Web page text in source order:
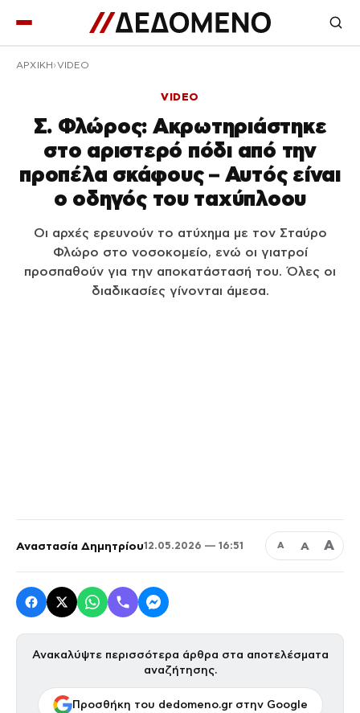
ΑΡΧΙΚΉ VIDEO
VIDEO
Σ. Φλώρος: Ακρωτηριάστηκε
στο αριστερό πόδι από την
προπέλα σκάφους – Αυτός είναι
ο οδηγός του ταχύπλοου
Οι αρχές ερευνούν το ατύχημα με τον Σταύρο
Φλώρο στο νοσοκομείο, ενώ οι γιατροί
προσπαθούν για την αποκατάστασή του. Όλες οι
διαδικασίες γίνονται άμεσα.
Αναστασία Δημητρίου12.05.2026 — 16:51 Α Α Α
Ανακαλύψτε περισσότερα άρθρα στα αποτελέσματα
αναζήτησης.
Προσθήκη του dedomeno.gr στην Google